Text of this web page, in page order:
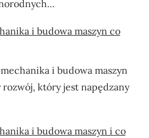
i budowa maszyn co
i budowa maszyn
który jest napędzany
i budowa maszyn i co